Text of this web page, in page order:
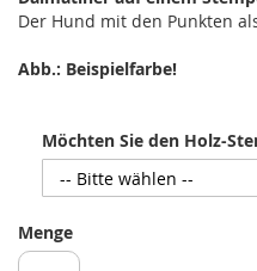
Der Hund mit den Punkten
Abb.: Beispielfarbe!
Möchten Sie den Holz-
Menge